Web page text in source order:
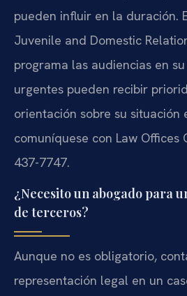
pueden influir en la duración.
Juvenile and Domestic
programa las audiencias en
urgentes pueden recibir
orientación sobre su situación
comuníquese con Law Offices
437-7747.
¿Necesito un abogado para
de terceros?
Aunque no es obligatorio,
representación legal en un